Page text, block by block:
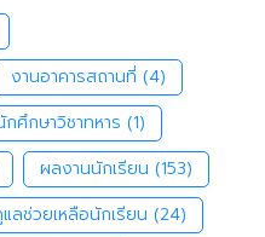
งานอาคารสถานที่ (4)
กศึกษาวิชาทหาร (1)
ผลงานนักเรียน (153)
ลช่วยเหลือนักเรียน (24)